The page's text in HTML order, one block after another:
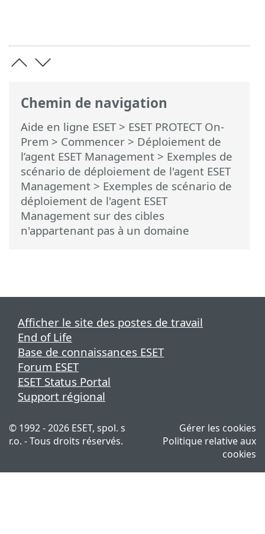
Chemin de navigation
Aide en ligne ESET> ESET PROTECT On-
Prem > Commencer > Déploiement de
l’agent ESET Management > Exemples de
scénario de déploiement de l'agent ESET
Management > Exemples de scénario de
déploiement de l'agent ESET
Management sur des cibles
n'appartenant pas à un domaine
Afficher le site des postes de travail
End of Life
Base de connaissances ESET
Forum ESET
ESET Status Portal
Support régional
© 1992 - 2026 ESET, spol. s
r.o. - Tous droits réservés.
Gérer les cookies
Politique relative aux
cookies